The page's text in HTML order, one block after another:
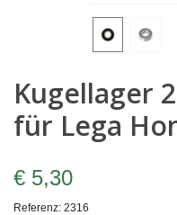
Kugellager
für Lega
€ 5,30
Referenz: 2316